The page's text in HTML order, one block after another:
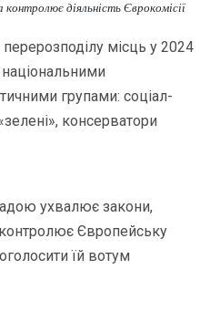
діяльність Єврокомісії
перерозподілу місць у 2024
групами: соціал-
консерватори
ухвалює закони,
Європейську
їй вотум